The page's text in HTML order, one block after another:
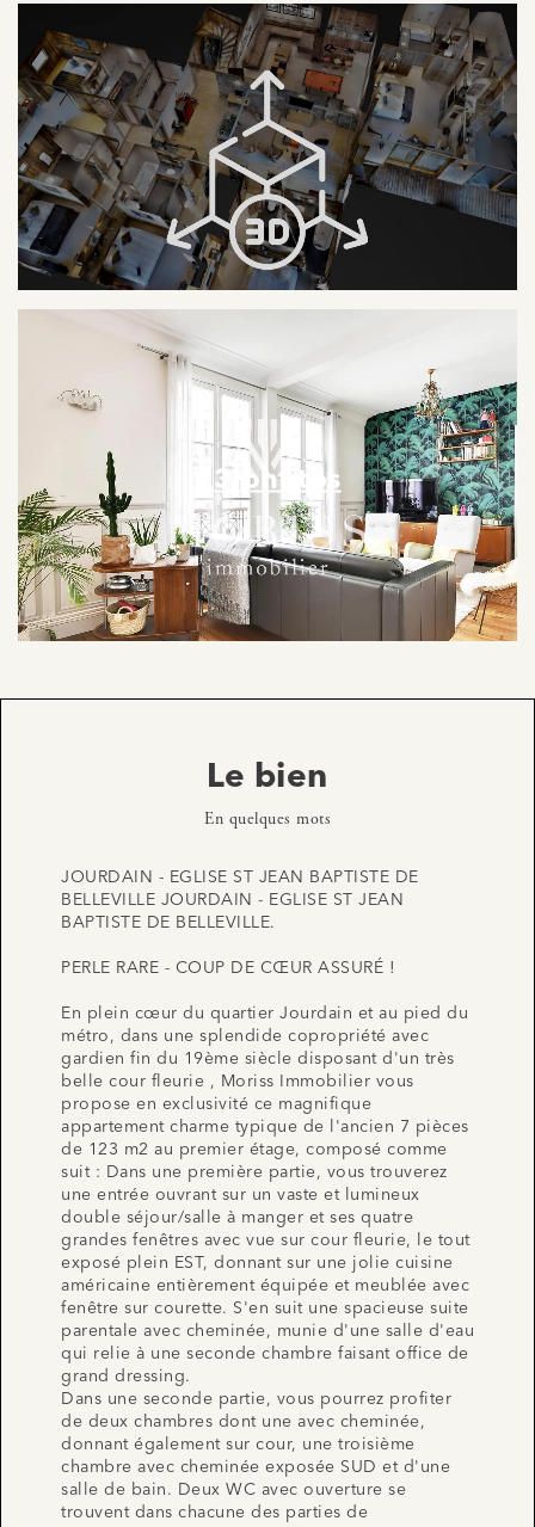
13 photos
Le bien
En quelques mots
JOURDAIN - EGLISE ST JEAN BAPTISTE DE
BELLEVILLE JOURDAIN - EGLISE ST JEAN
BAPTISTE DE BELLEVILLE.
PERLE RARE - COUP DE CŒUR ASSURÉ !
En plein cœur du quartier Jourdain et au pied du
métro, dans une splendide copropriété avec
gardien fin du 19ème siècle disposant d'un très
belle cour fleurie , Moriss Immobilier vous
propose en exclusivité ce magnifique
appartement charme typique de l'ancien 7 pièces
de 123 m2 au premier étage, composé comme
suit : Dans une première partie, vous trouverez
une entrée ouvrant sur un vaste et lumineux
double séjour/salle à manger et ses quatre
grandes fenêtres avec vue sur cour fleurie, le tout
exposé plein EST, donnant sur une jolie cuisine
américaine entièrement équipée et meublée avec
fenêtre sur courette. S'en suit une spacieuse suite
parentale avec cheminée, munie d'une salle d'eau
qui relie à une seconde chambre faisant office de
grand dressing.
Dans une seconde partie, vous pourrez profiter
de deux chambres dont une avec cheminée,
donnant également sur cour, une troisième
chambre avec cheminée exposée SUD et d'une
salle de bain. Deux WC avec ouverture se
trouvent dans chacune des parties de